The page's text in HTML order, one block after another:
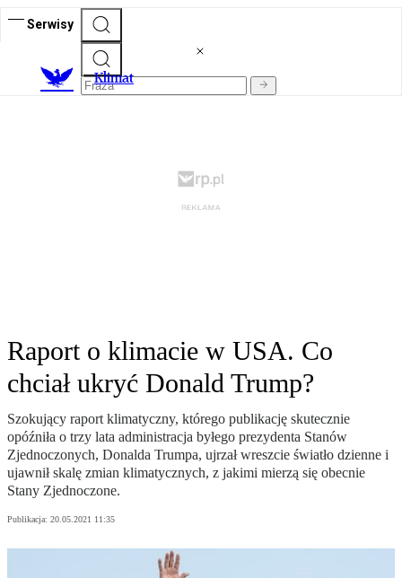
Serwisy
Klimat
Raport o klimacie w USA. Co
chciał ukryć Donald Trump?
Szokujący raport klimatyczny, którego publikację skutecznie
opóźniła o trzy lata administracja byłego prezydenta Stanów
Zjednoczonych, Donalda Trumpa, ujrzał wreszcie światło dzienne i
ujawnił skalę zmian klimatycznych, z jakimi mierzą się obecnie
Stany Zjednoczone.
Publikacja: 20.05.2021 11:35